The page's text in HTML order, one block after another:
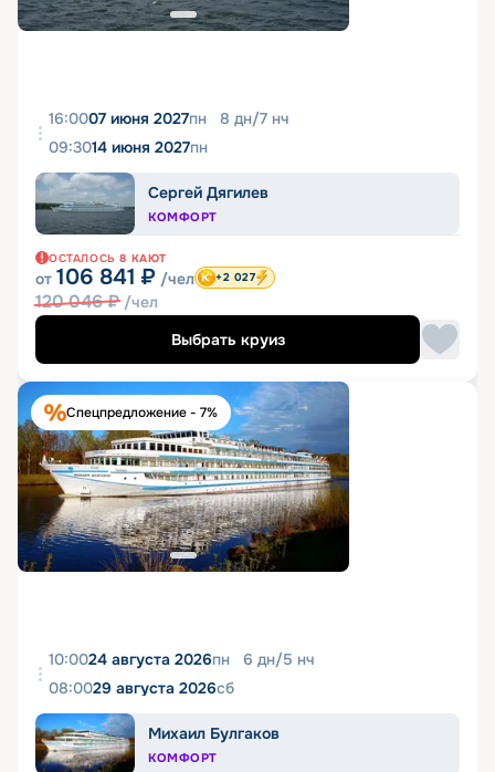
16:0007 июня 2027пн 8 дн/7 нч
09:3014 июня 2027пн
Сергей Дягилев
КОМФОРТ
ОСТАЛОСЬ 8 КАЮТ
от 106 841 ₽ /чел
120 046₽ /чел
+2 027
Выбрать круиз
Спецпредложение - 7%
10:0024 августа 2026пн 6 дн/5 нч
08:0029 августа 2026сб
Михаил Булгаков
КОМФОРТ